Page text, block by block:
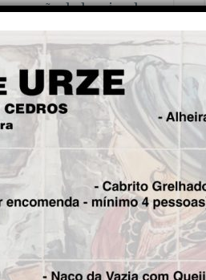
são dadas vias de
o respetivo
nas SD (a
diferentes dos clubes-
de preparação da nova
para os
futebol mas na
cinco jogadores
vir para Portugal, pois
com a nossa
verdadeira perceção da
blá“ típico, ainda
uma perda para o